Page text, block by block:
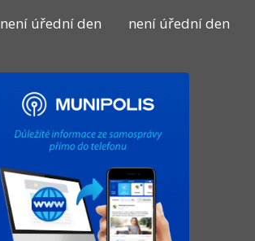
není úřední den není úřední den